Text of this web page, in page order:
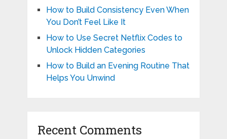
How to Build Consistency Even When
You Don’t Feel Like It
How to Use Secret Netflix Codes to
Unlock Hidden Categories
How to Build an Evening Routine That
Helps You Unwind
Recent Comments